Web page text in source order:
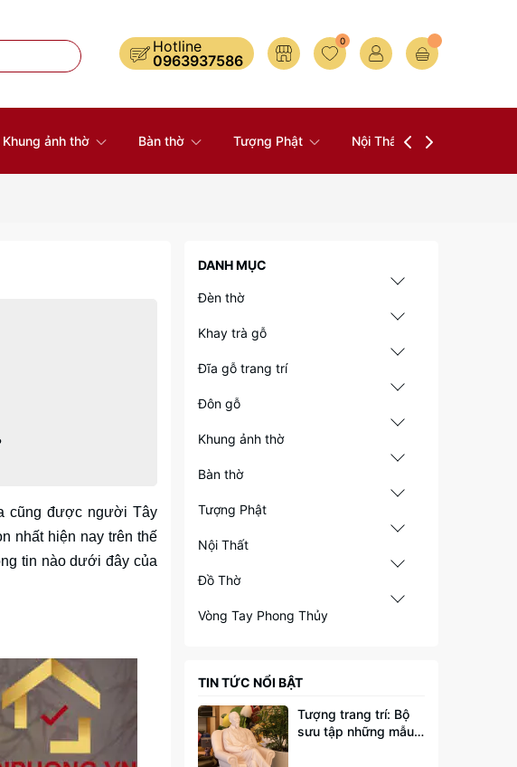
Hotline
0963937586
0
Khung ảnh thờ Bàn thờ Tượng Phật Nội Thất
cũng được người Tây
nhất hiện nay trên thế
tin nào dưới đây của
DANH MỤC
Đèn thờ
Khay trà gỗ
Đĩa gỗ trang trí
Đôn gỗ
Khung ảnh thờ
Bàn thờ
Tượng Phật
Nội Thất
Đồ Thờ
Vòng Tay Phong Thủy
TIN TỨC NỔI BẬT
Tượng trang trí: Bộ
sưu tập những mẫu